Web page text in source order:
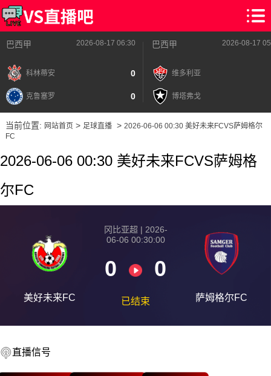
巴西甲 2026-08-17 06:30
科林蒂安 0
克鲁塞罗 0
巴西甲 2026-08-17
维多利亚
博塔弗戈
当前位置: 网站首页> 足球直播> 2026-06-06 00:30 美好未来FCVS萨姆格尔
FC
2026-06-06 00:30 美好未来FCVS萨姆格
尔FC
美好未来FC
冈比亚超 | 2026-
06-06 00:30:00
0 0
已结束 萨姆格尔FC
直播信号
2026-08-17 【冈比亚超】 美好未来FCVS萨姆格尔FC